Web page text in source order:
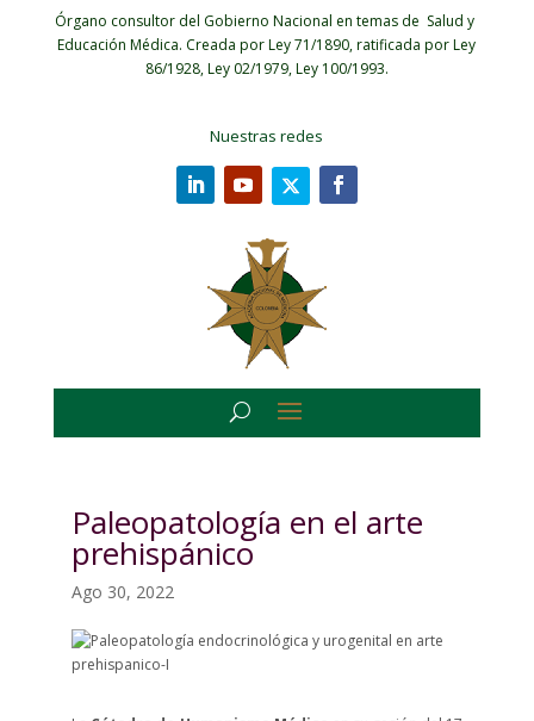
Órgano consultor del Gobierno Nacional en temas de Salud y
Educación Médica. Creada por Ley 71/1890, ratificada por Ley
86/1928, Ley 02/1979, Ley 100/1993.
Nuestras redes
Paleopatología en el arte
prehispánico
Ago 30, 2022